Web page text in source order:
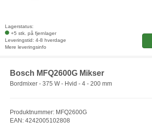
Lagerstatus:
+5 stk. på fjernlager
Leveringstid: 4-8 hverdage
Mere leveringsinfo
Bosch MFQ2600G Mikser
Bordmixer - 375 W - Hvid - 4 - 200 mm
Produktnummer: MFQ2600G
EAN: 4242005102808